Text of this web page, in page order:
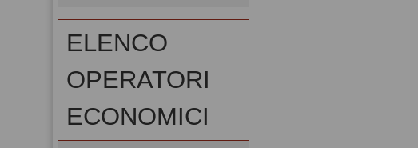
ELENCO
OPERATORI
ECONOMICI